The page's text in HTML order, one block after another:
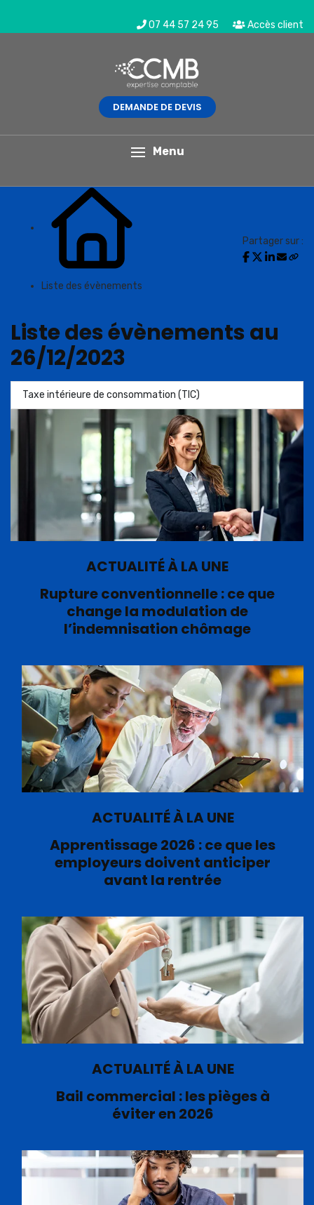
07 44 57 24 95 Accès client
DEMANDE DE DEVIS
Menu
L'actualité du mois
Liste des évènements
Partager sur :
Liste des évènements au
26/12/2023
Taxe intérieure de consommation (TIC)
ACTUALITÉ À LA UNE
Rupture conventionnelle : ce que
change la modulation de
l’indemnisation chômage
ACTUALITÉ À LA UNE
Apprentissage 2026 : ce que les
employeurs doivent anticiper
avant la rentrée
ACTUALITÉ À LA UNE
Bail commercial : les pièges à
éviter en 2026